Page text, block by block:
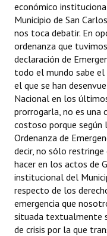
económico
Municipio de San
nos toca debatir. En
ordenanza que
declaración de
todo el mundo sabe
el que se han
Nacional en los
prorrogarla, no es una
costoso porque
Ordenanza de
decir, no sólo
hacer en los actos de
institucional del
respecto de los
emergencia que
situada textualmente
de crisis por la que